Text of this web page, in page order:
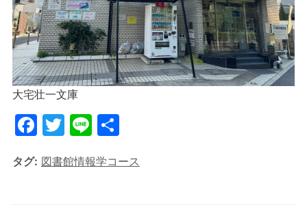
大宅壮一文庫
F
c
T
itt
Li
e
共
タグ: 図書館情報学コース